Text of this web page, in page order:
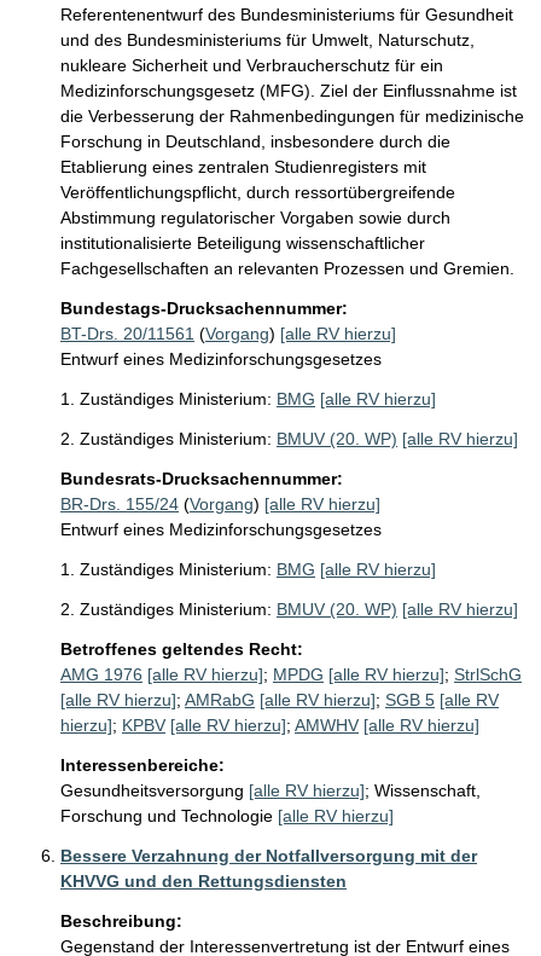
Referentenentwurf des Bundesministeriums für Gesundheit
und des Bundesministeriums für Umwelt, Naturschutz,
nukleare Sicherheit und Verbraucherschutz für ein
Medizinforschungsgesetz (MFG). Ziel der Einflussnahme ist
die Verbesserung der Rahmenbedingungen für medizinische
Forschung in Deutschland, insbesondere durch die
Etablierung eines zentralen Studienregisters mit
Veröffentlichungspflicht, durch ressortübergreifende
Abstimmung regulatorischer Vorgaben sowie durch
institutionalisierte Beteiligung wissenschaftlicher
Bundestags-Drucksachennummer:
BT-Drs. 20/11561 (Vorgang) [alle RV hierzu]
Entwurf eines Medizinforschungsgesetzes
1. Zuständiges Ministerium: BMG [alle RV hierzu]
2. Zuständiges Ministerium: BMUV (20. WP) [alle RV hierzu]
Bundesrats-Drucksachennummer:
BR-Drs. 155/24 (Vorgang) [alle RV hierzu]
Entwurf eines Medizinforschungsgesetzes
1. Zuständiges Ministerium: BMG [alle RV hierzu]
2. Zuständiges Ministerium: BMUV (20. WP) [alle RV hierzu]
Betroffenes geltendes Recht:
AMG 1976 [alle RV hierzu]; MPDG [alle RV hierzu]; StrlSchG
[alle RV hierzu]; AMRabG [alle RV hierzu]; SGB 5 [alle RV
hierzu]; KPBV [alle RV hierzu]; AMWHV [alle RV hierzu]
Interessenbereiche:
Gesundheitsversorgung [alle RV hierzu]; Wissenschaft,
Forschung und Technologie [alle RV hierzu]
Bessere Verzahnung der Notfallversorgung mit der
KHVVG und den Rettungsdiensten
Beschreibung:
Gegenstand der Interessenvertretung ist der Entwurf eines